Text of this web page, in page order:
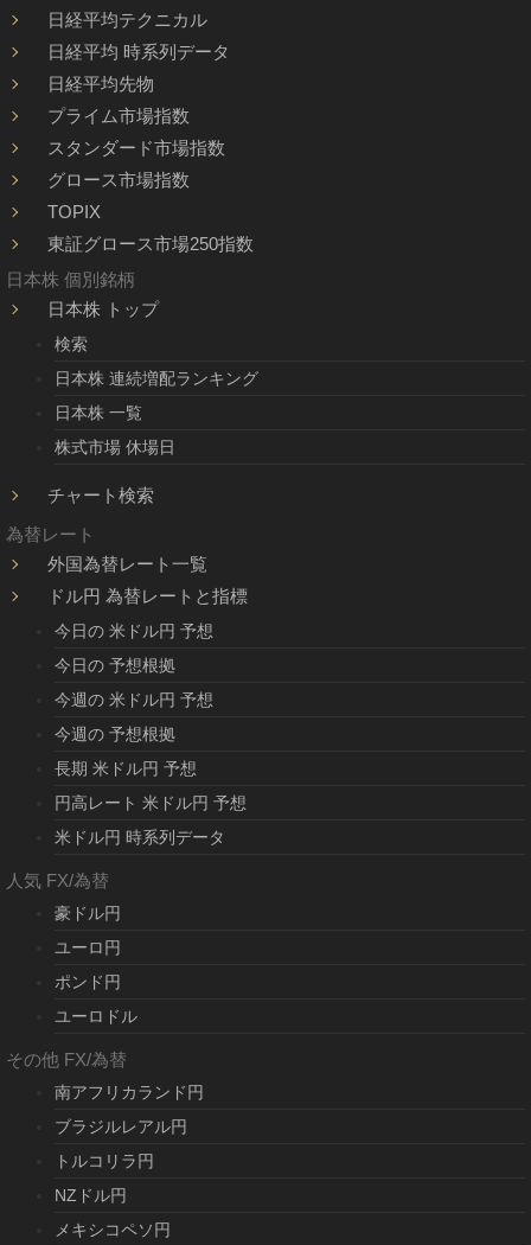
日経平均テクニカル
日経平均 時系列データ
日経平均先物
プライム市場指数
スタンダード市場指数
グロース市場指数
TOPIX
東証グロース市場250指数
日本株 個別銘柄
日本株 トップ
検索
日本株 連続増配ランキング
日本株 一覧
株式市場 休場日
チャート検索
為替レート
外国為替レート一覧
ドル円 為替レートと指標
今日の 米ドル円 予想
今日の 予想根拠
今週の 米ドル円 予想
今週の 予想根拠
長期 米ドル円 予想
円高レート 米ドル円 予想
米ドル円 時系列データ
人気 FX/為替
豪ドル円
ユーロ円
ポンド円
ユーロドル
その他 FX/為替
南アフリカランド円
ブラジルレアル円
トルコリラ円
NZドル円
メキシコペソ円